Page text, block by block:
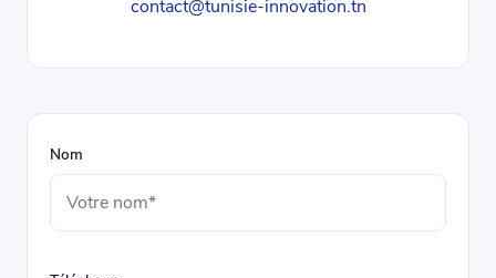
contact@tunisie-innovation.tn
Nom